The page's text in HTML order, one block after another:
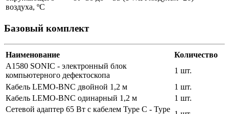
воздуха, ºС
Базовый комплект
Наименование
Количество
A1580 SONIC - электронный блок
компьютерного дефектоскопа
1 шт.
Кабель LEMO-BNC двойной 1,2 м
1 шт.
Кабель LEMO-BNC одинарный 1,2 м
1 шт.
Сетевой адаптер 65 Вт с кабелем Type C - Type